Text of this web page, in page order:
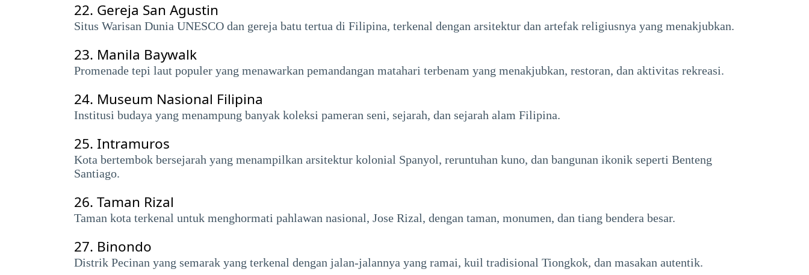
22. Gereja San Agustin
Situs Warisan Dunia UNESCO dan gereja batu tertua di Filipina, terkenal dengan arsitektur dan artefak religiusnya yang menakjubkan.
23. Manila Baywalk
Promenade tepi laut populer yang menawarkan pemandangan matahari terbenam yang menakjubkan, restoran, dan aktivitas rekreasi.
24. Museum Nasional Filipina
Institusi budaya yang menampung banyak koleksi pameran seni, sejarah, dan sejarah alam Filipina.
25. Intramuros
Kota bertembok bersejarah yang menampilkan arsitektur kolonial Spanyol, reruntuhan kuno, dan bangunan ikonik seperti Benteng
Santiago.
26. Taman Rizal
Taman kota terkenal untuk menghormati pahlawan nasional, Jose Rizal, dengan taman, monumen, dan tiang bendera besar.
27. Binondo
Distrik Pecinan yang semarak yang terkenal dengan jalan-jalannya yang ramai, kuil tradisional Tiongkok, dan masakan autentik.